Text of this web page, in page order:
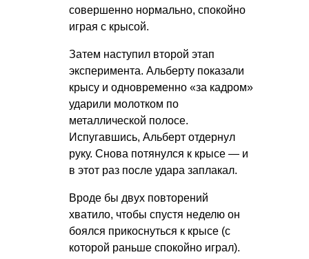
совершенно нормально, спокойно
играя с крысой.
Затем наступил второй этап
эксперимента. Альберту показали
крысу и одновременно «за кадром»
ударили молотком по
металлической полосе.
Испугавшись, Альберт отдернул
руку. Снова потянулся к крысе — и
в этот раз после удара заплакал.
Вроде бы двух повторений
хватило, чтобы спустя неделю он
боялся прикоснуться к крысе (с
которой раньше спокойно играл).